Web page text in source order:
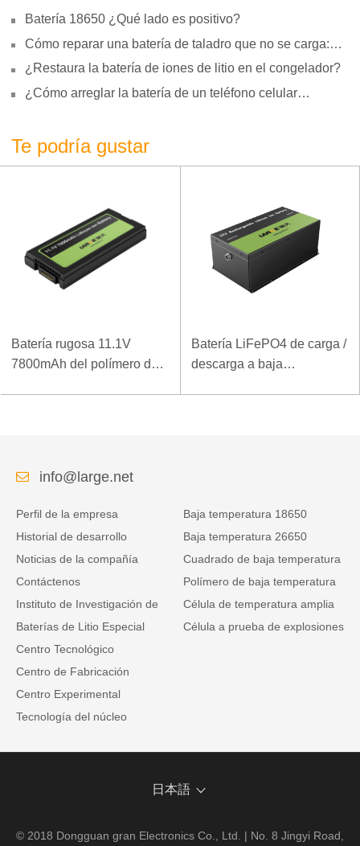
Batería 18650 ¿Qué lado es positivo?
Cómo reparar una batería de taladro que no se carga:
¿Restaura la batería de iones de litio en el congelador?
¿Cómo arreglar la batería de un teléfono celular
Te podría gustar
Batería rugosa 11.1V
7800mAh del polímero del
Batería LiFePO4 de carga /
descarga a baja
info@large.net
Perfil de la empresa
Historial de desarrollo
Noticias de la compañía
Contáctenos
Instituto de Investigación de
Baterías de Litio Especial
Centro Tecnológico
Centro de Fabricación
Centro Experimental
Tecnología del núcleo
Baja temperatura 18650
Baja temperatura 26650
Cuadrado de baja temperatura
Polímero de baja temperatura
Célula de temperatura amplia
Célula a prueba de explosiones
日本語
© 2018 Dongguan gran Electronics Co., Ltd. | No. 8 Jingyi Road,